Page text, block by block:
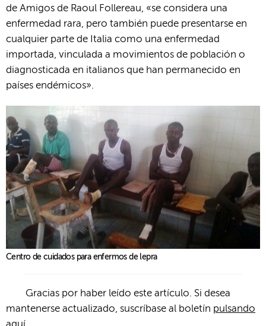
de Amigos de Raoul Follereau, «se considera una
enfermedad rara, pero también puede presentarse en
cualquier parte de Italia como una enfermedad
importada, vinculada a movimientos de población o
diagnosticada en italianos que han permanecido en
países endémicos».
Centro de cuidados para enfermos de lepra
Gracias por haber leído este artículo. Si desea
mantenerse actualizado, suscríbase al boletín pulsando